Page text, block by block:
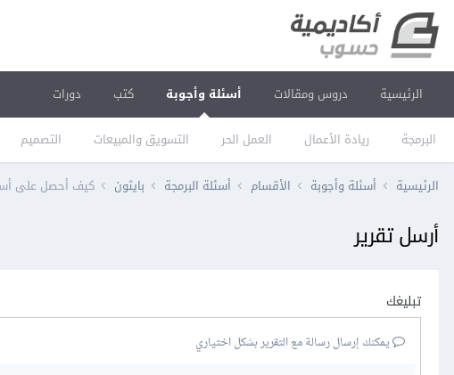
الرئيسية دروس ومقالات أسئلة وأجوبة
البرمجة ريادة الأعمال العمل الحر التسويق والمبيعات التصميم
كتب دورات
الرئيسية أسئلة وأجوبة الأقسام أسئلة البرمجة بايثون كيف أحصل على
أرسل تقرير
تبليغك
يمكنك إرسال رسالة مع التقرير بشكل اختياري